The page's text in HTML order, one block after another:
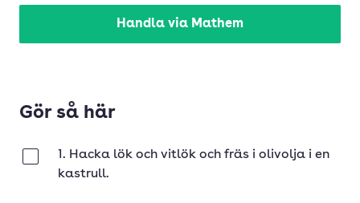
Handla via Mathem
Gör så här
1. Hacka lök och vitlök och fräs i olivolja i en
kastrull.